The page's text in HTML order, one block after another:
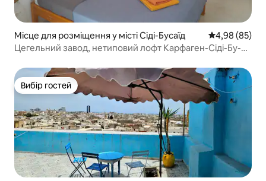
Місце для розміщення у місті Сіді-Бусаїд Середня
4,98 (85)
Цегельний завод, нетиповий лофт Карфаген-Сіді-Бу-
Вибір гостей
Вибір гостей